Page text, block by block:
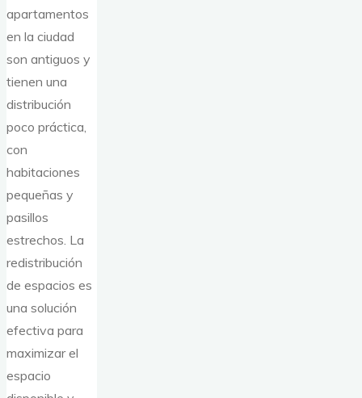
apartamentos
en la ciudad
son antiguos y
tienen una
distribución
poco práctica,
con
habitaciones
pequeñas y
pasillos
estrechos. La
redistribución
de espacios es
una solución
efectiva para
maximizar el
espacio